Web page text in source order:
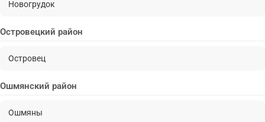
Новогрудок
Островецкий район
Островец
Ошмянский район
Ошмяны